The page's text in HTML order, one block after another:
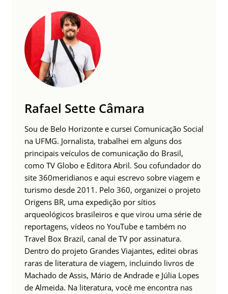
Rafael Sette Câmara
Sou de Belo Horizonte e cursei Comunicação Social
na UFMG. Jornalista, trabalhei em alguns dos
principais veículos de comunicação do Brasil,
como TV Globo e Editora Abril. Sou cofundador do
site 360meridianos e aqui escrevo sobre viagem e
turismo desde 2011. Pelo 360, organizei o projeto
Origens BR, uma expedição por sítios
arqueológicos brasileiros e que virou uma série de
reportagens, vídeos no YouTube e também no
Travel Box Brazil, canal de TV por assinatura.
Dentro do projeto Grandes Viajantes, editei obras
raras de literatura de viagem, incluindo livros de
Machado de Assis, Mário de Andrade e Júlia Lopes
de Almeida. Na literatura, você me encontra nas